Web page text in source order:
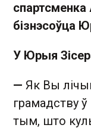
спартсменка
бізнэсоўца
У Юрыя
— Як Вы
грамадству
тым, што